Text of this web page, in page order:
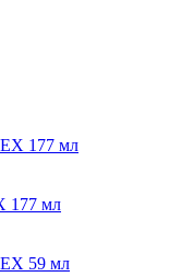
177 мл